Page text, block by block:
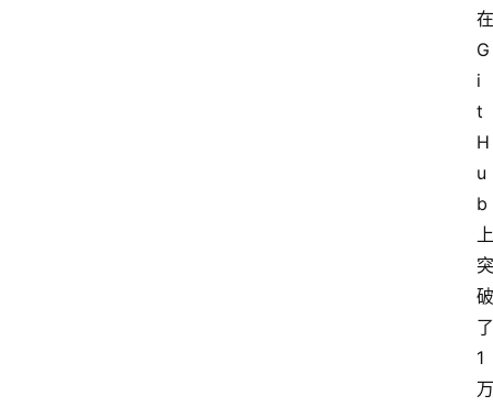
在
G
i
t
H
u
b
上
突
破
了
1
万